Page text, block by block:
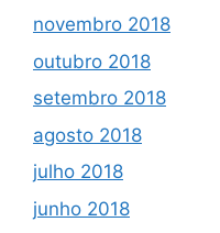
novembro 2018
outubro 2018
setembro 2018
agosto 2018
julho 2018
junho 2018